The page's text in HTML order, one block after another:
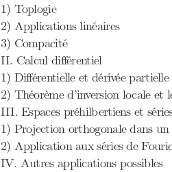
1) Toplogie
2) Applications linéaires
3) Compacité
II. Calcul différentiel
1) Différentielle et dérivée partielle
2) Théorème d’inversion locale et
III. Espaces préhilbertiens et
1) Projection orthogonale dans
2) Application aux séries de
IV. Autres applications possibles